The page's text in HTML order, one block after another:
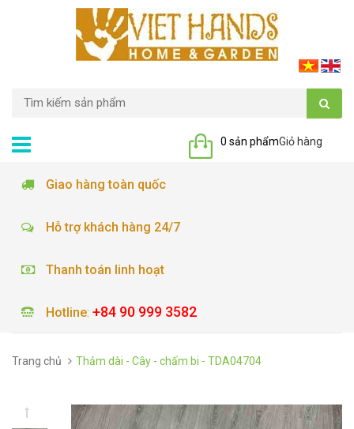
Giỏ hàng
0 sản phẩm
Giao hàng toàn quốc
Hỗ trợ khách hàng 24/7
Thanh toán linh hoạt
Hotline: +84 90 999 3582
Trang chủ Thảm dài - Cây - chấm bi - TDA04704